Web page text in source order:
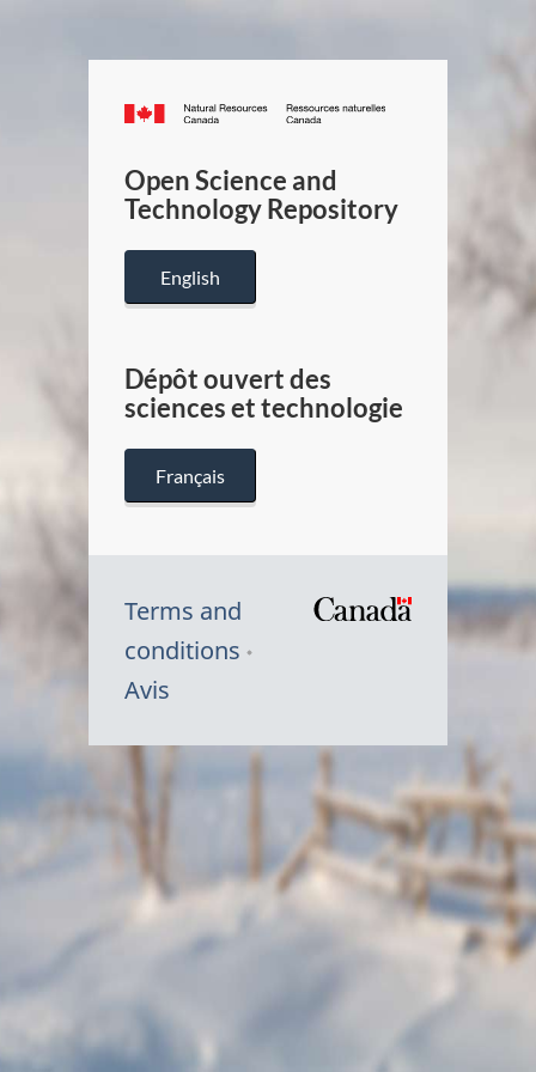
Canada.ca
/
Canada
Open Science and
Technology Repository
English
Dépôt ouvert des
sciences et technologie
Français
Terms and
conditions
Avis
Symbole
Canada